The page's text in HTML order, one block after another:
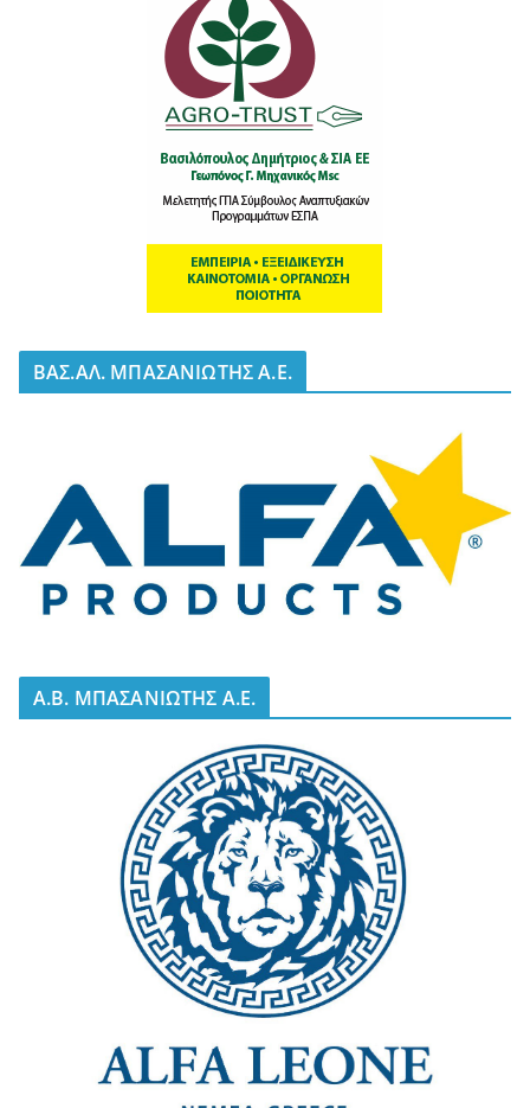
BΑΣ.ΑΛ. ΜΠΑΣΑΝΙΩΤΗΣ Α.Ε.
A.B. ΜΠΑΣΑΝΙΩΤΗΣ Α.Ε.